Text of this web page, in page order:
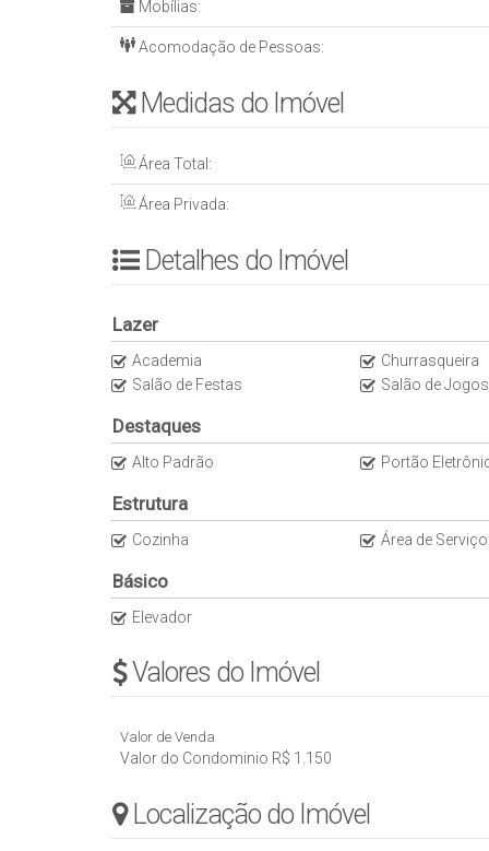
* ⁠Pet Place
* ⁠Academia
* ⁠Sala de jogos
* ⁠Personal care
* ⁠Salão de festas
* Sala de massagem
INFORMAÇÕES ADICIONAIS:
– ⁠Condomínio: R$ 1.150,00
– ⁠IPTU: Ainda não saiu
– ⁠Entregue em: Dez/25
– ⁠Forma de visita: Agendar com antecedência, visitas
Mobílias:
Acomodação de Pessoas:
Medidas do Imóvel
Área Total:
Área Privada:
Detalhes do Imóvel
Lazer
Academia Churrasqueira
Salão de Festas
Salão de Jogos
Destaques
Alto Padrão Portão
Estrutura
Cozinha Área de Serviço
Básico
Elevador
Valores do Imóvel
Valor de Venda
Valor do Condominio R$ 1.150
Localização do Imóvel